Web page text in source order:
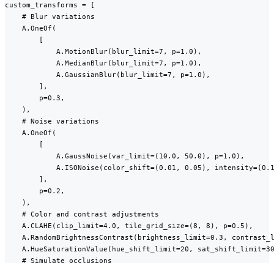
custom_transforms = [
    # Blur variations
    A.OneOf(
        [
            A.MotionBlur(blur_limit=7, p=1.0),
            A.MedianBlur(blur_limit=7, p=1.0),
            A.GaussianBlur(blur_limit=7, p=1.0),
        ],
        p=0.3,
    ),
    # Noise variations
    A.OneOf(
        [
            A.GaussNoise(var_limit=(10.0, 50.0), p=1.0),
A.ISONoise(color_shift=(0.01, 0.05),
        ],
        p=0.2,
    ),
    # Color and contrast adjustments
    A.CLAHE(clip_limit=4.0, tile_grid_size=(8, 8), p=0.5),
A.RandomBrightnessContrast(brightness_limit=0.3,
A.HueSaturationValue(hue_shift_limit=20,
    # Simulate occlusions